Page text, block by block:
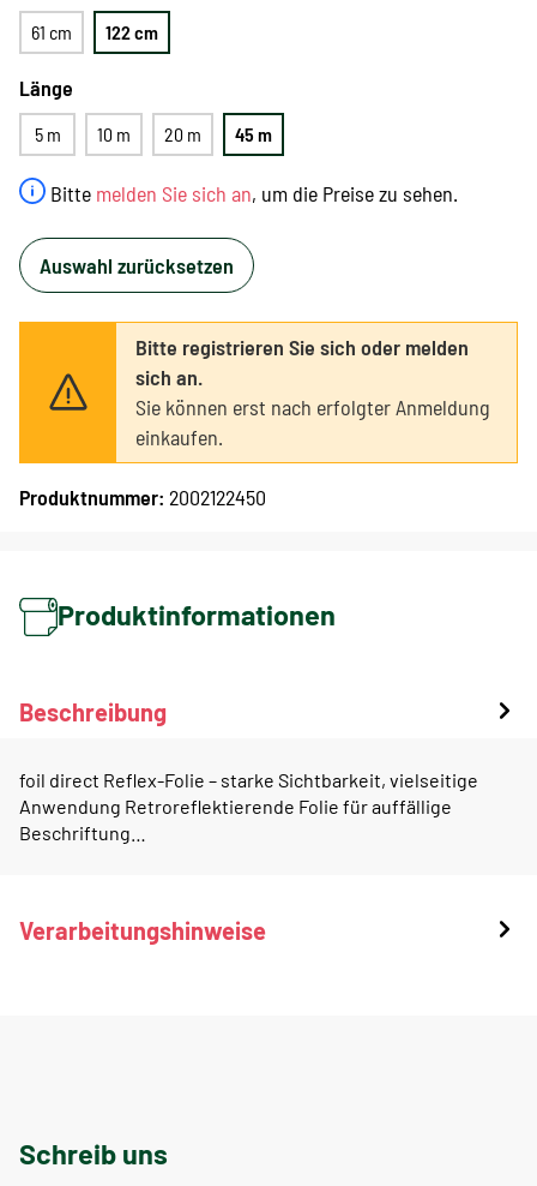
Bitte melden Sie sich an, um die Preise zu sehen.
61 cm 122 cm
Länge
5 m 10 m 20 m 45 m
Auswahl zurücksetzen
Bitte registrieren Sie sich oder melden
sich an.
Sie können erst nach erfolgter Anmeldung
einkaufen.
Produktnummer: 2002122450
Produktinformationen
Beschreibung
foil direct Reflex-Folie – starke Sichtbarkeit, vielseitige
Anwendung Retroreflektierende Folie für auffällige
Beschriftung…
Verarbeitungshinweise
Schreib uns